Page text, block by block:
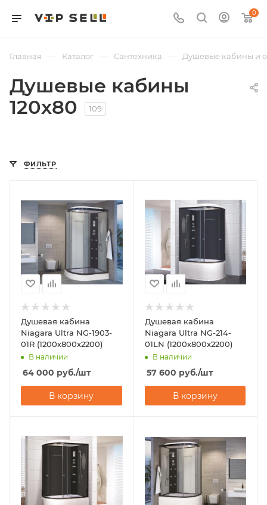
0
Главная — Каталог — Сантехника — Душевые кабины и
Душевые кабины
120х80
109
ФИЛЬТР
Душевая кабина
Niagara Ultra NG-1903-
01R (1200х800х2200)
В наличии
64 000 руб./шт
В корзину
Душевая кабина
Niagara Ultra NG-214-
01LN (1200х800х2200)
В наличии
57 600 руб./шт
В корзину